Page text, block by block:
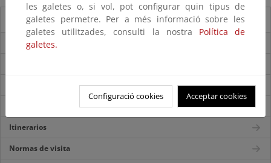
Guía del visitante
Folleto del parque
Centros de visitantes
Itinerarios
Normas de visita
les galetes o, si vol, pot configurar quin tipus de
galetes permetre. Per a més informació sobre les
galetes utilitzades, consulti la nostra Política de
galetes.
Configuració cookies Acceptar cookies